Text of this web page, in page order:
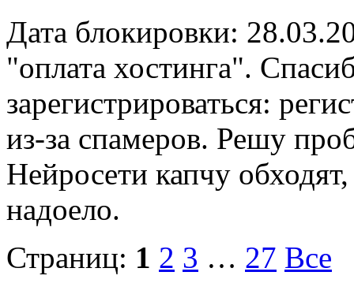
Дата блокировки:
"оплата хостинга".
зарегистрироваться:
из-за спамеров. Решу
Нейросети капчу
надоело.
Страниц: 1 2 3 … 27 Все